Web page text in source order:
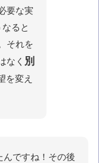
要な実
ると
それを
なく 別
を変え
んですね！その後